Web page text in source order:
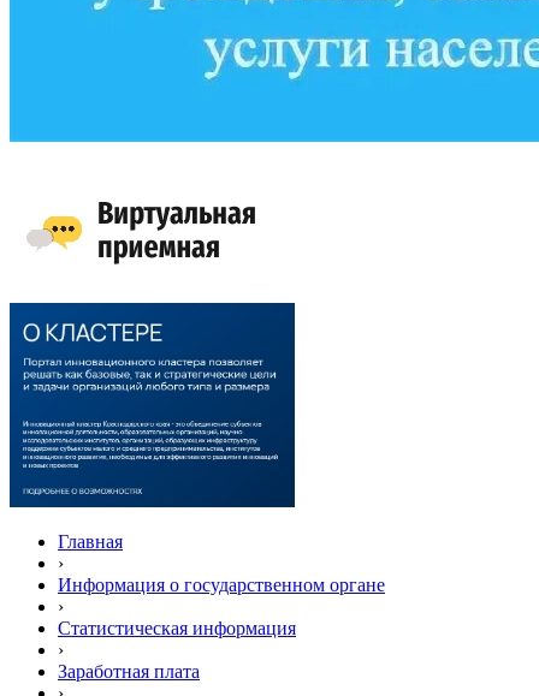
Главная
›
Информация о государственном органе
›
Статистическая информация
›
Заработная плата